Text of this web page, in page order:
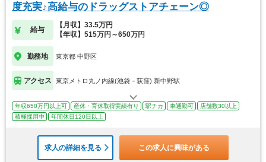
度充実♪高給与のドラッグストアチェーン◎
給与
【月収】33.5万円
【年収】515万円～650万円
勤務地 東京都 中野区
アクセス 東京メトロ丸ノ内線(池袋－荻窪) 新中野駅
年収650万円以上可 産休・育休取得実績有り 駅チカ 車通勤可
店舗数30以上
積極採用中
年間休日120日以上
求人の詳細を見る この求人に興味がある